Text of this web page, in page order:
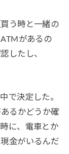
う時と一緒の
があるの
したし、
で決定した。
るかどうか確
に、電車とか
金がいるんだ